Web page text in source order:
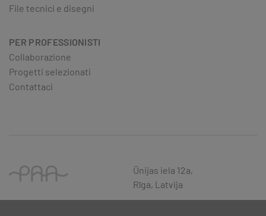
File tecnici e disegni
PER PROFESSIONISTI
Collaborazione
Progetti selezionati
Contattaci
Ūnijas iela 12a,
Rīga, Latvija